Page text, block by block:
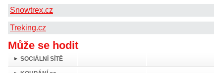
Snowtrex.cz
Treking.cz
Může se hodit
SOCIÁLNÍ SÍTĚ